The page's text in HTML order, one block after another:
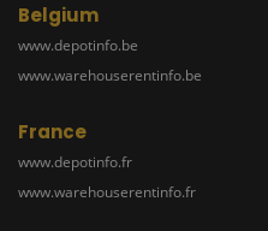
Belgium
www.depotinfo.be
www.warehouserentinfo.be
France
www.depotinfo.fr
www.warehouserentinfo.fr